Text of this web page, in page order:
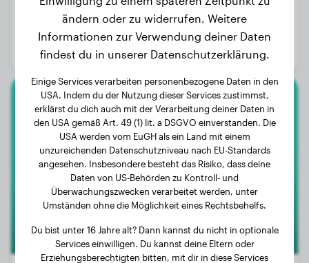
Gewicht:
Alter:
4 Jahre, 6 Monate
Geschlecht:
Hündinn
Großpudel
Madou
ändern oder zu widerrufen. Weitere
Informationen zur Verwendung deiner Daten
findest du in unserer Datenschutzerklärung.
Einige Services verarbeiten personenbezogene Daten in den
USA. Indem du der Nutzung dieser Services zustimmst,
erklärst du dich auch mit der Verarbeitung deiner Daten in
den USA gemäß Art. 49 (1) lit. a DSGVO einverstanden. Die
USA werden vom EuGH als ein Land mit einem
unzureichenden Datenschutzniveau nach EU-Standards
angesehen. Insbesondere besteht das Risiko, dass deine
Daten von US-Behörden zu Kontroll- und
Überwachungszwecken verarbeitet werden, unter
Umständen ohne die Möglichkeit eines Rechtsbehelfs.
Du bist unter 16 Jahre alt? Dann kannst du nicht in optionale
Services einwilligen. Du kannst deine Eltern oder
Erziehungsberechtigten bitten, mit dir in diese Services